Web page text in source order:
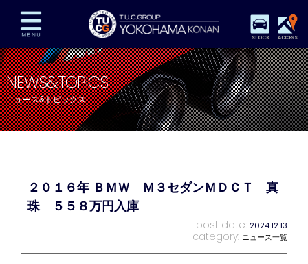
STOCK ACCESS
在庫車両情報 保証&サービス パーツリスト
TUCとは？ 店舗情報 アクセスマップ
全国納車 特別作業 注文販売
プライバシーポリシー スタッフblog
NEWS&TOPICS
ニュース&トピックス
２０１６年 ＢＭＷ Ｍ３セダンＭＤＣＴ 真
珠 ５５８万円入庫
post date: 2024.12.13
category: ニュース一覧